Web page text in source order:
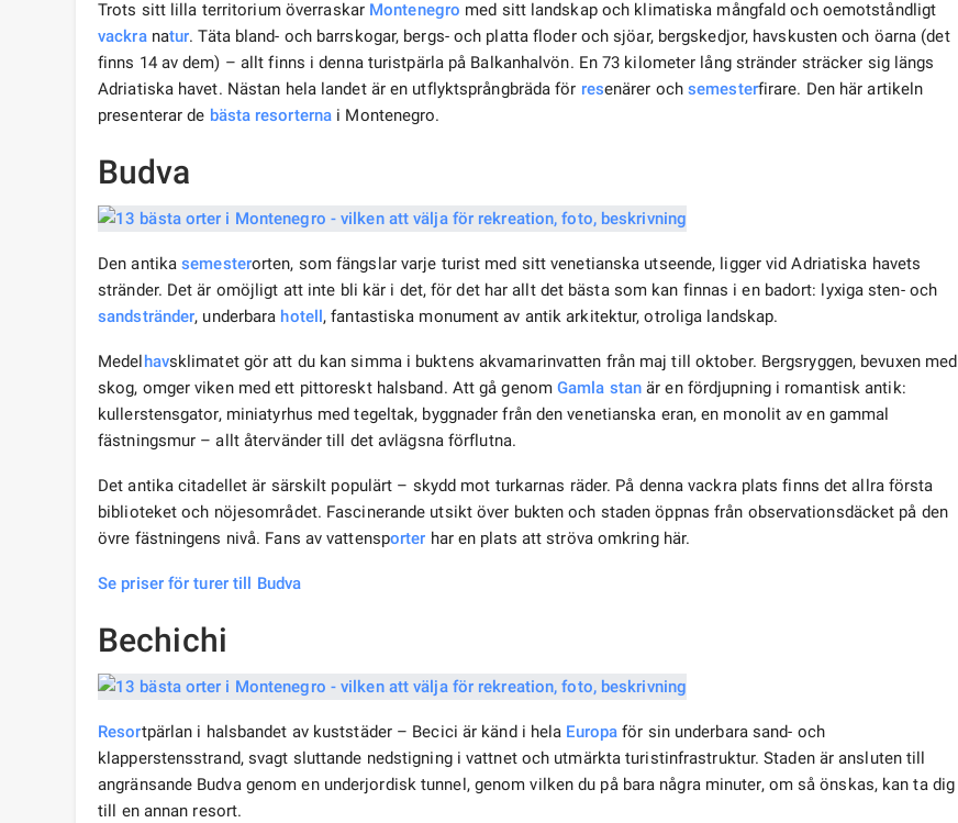
Trots sitt lilla territorium överraskar Montenegro med sitt landskap och klimatiska mångfald och oemotståndligt
vackranatur. Täta bland- och barrskogar, bergs- och platta floder och sjöar, bergskedjor, havskusten och öarna (det
finns 14 av dem) – allt finns i denna turistpärla på Balkanhalvön. En 73 kilometer lång stränder sträcker sig längs
Adriatiska havet. Nästan hela landet är en utflyktsprångbräda för resenärer ochsemesterfirare. Den här artikeln
presenterar de bästa resorterna i Montenegro.
Budva
Den antikasemesterorten, som fängslar varje turist med sitt venetianska utseende, ligger vid Adriatiska havets
stränder. Det är omöjligt att inte bli kär i det, för det har allt det bästa som kan finnas i en badort: lyxiga sten- och
sandstränder, underbara hotell, fantastiska monument av antik arkitektur, otroliga landskap.
Medelhavsklimatet gör att du kan simma i buktens akvamarinvatten från maj till oktober. Bergsryggen, bevuxen med
skog, omger viken med ett pittoreskt halsband. Att gå genomGamla stan är en fördjupning i romantisk antik:
kullerstensgator, miniatyrhus med tegeltak, byggnader från den venetianska eran, en monolit av en gammal
fästningsmur – allt återvänder till det avlägsna förflutna.
Det antika citadellet är särskilt populärt – skydd mot turkarnas räder. På denna vackra plats finns det allra första
biblioteket och nöjesområdet. Fascinerande utsikt över bukten och staden öppnas från observationsdäcket på den
övre fästningens nivå. Fans av vattensporter har en plats att ströva omkring här.
Se priser för turer till Budva
Bechichi
Resortpärlan i halsbandet av kuststäder – Becici är känd i hela Europa för sin underbara sand- och
klapperstensstrand, svagt sluttande nedstigning i vattnet och utmärkta turistinfrastruktur. Staden är ansluten till
angränsande Budva genom en underjordisk tunnel, genom vilken du på bara några minuter, om så önskas, kan ta dig
till en annan resort.